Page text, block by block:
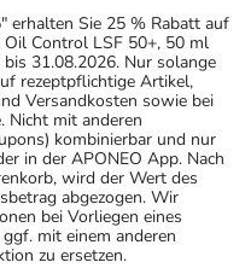
erhalten Sie 25 % Rabatt auf
Oil Control LSF 50+, 50 ml
31.08.2026. Nur solange
rezeptpflichtige Artikel,
Versandkosten sowie bei
Nicht mit anderen
kombinierbar und nur
in der APONEO App. Nach
wird der Wert des
abgezogen. Wir
bei Vorliegen eines
mit einem anderen
zu ersetzen.